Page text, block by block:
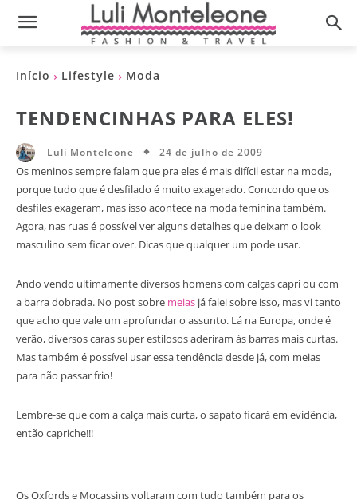
Início Lifestyle Moda
TENDENCINHAS PARA ELES!
Luli Monteleone 24 de julho de 2009
Os meninos sempre falam que pra eles é mais difícil estar na moda,
porque tudo que é desfilado é muito exagerado. Concordo que os
desfiles exageram, mas isso acontece na moda feminina também.
Agora, nas ruas é possível ver alguns detalhes que deixam o look
masculino sem ficar over. Dicas que qualquer um pode usar.
Ando vendo ultimamente diversos homens com calças capri ou com
a barra dobrada. No post sobre meias já falei sobre isso, mas vi tanto
que acho que vale um aprofundar o assunto. Lá na Europa, onde é
verão, diversos caras super estilosos aderiram às barras mais curtas.
Mas também é possível usar essa tendência desde já, com meias
para não passar frio!
Lembre-se que com a calça mais curta, o sapato ficará em evidência,
então capriche!!!
Os Oxfords e Mocassins voltaram com tudo também para os